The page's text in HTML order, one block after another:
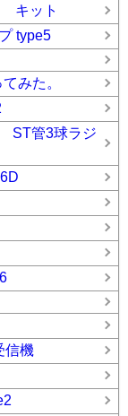
キット
type5
みた。
ST管3球ラジ
信機